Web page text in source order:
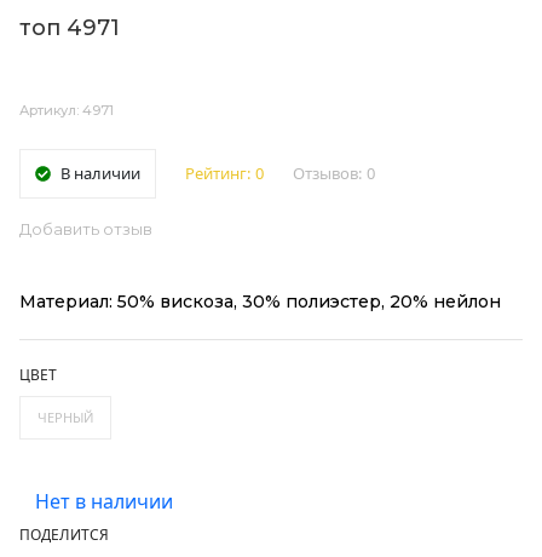
топ 4971
Артикул: 4971
В наличии Рейтинг: 0 Отзывов: 0
Добавить отзыв
Материал: 50% вискоза, 30% полиэстер, 20% нейлон
ЦВЕТ
ЧЕРНЫЙ
Нет в наличии
ПОДЕЛИТСЯ